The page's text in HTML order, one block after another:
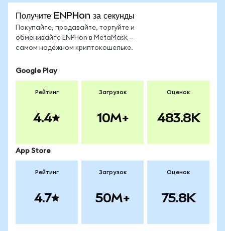
Получите ENPHon за секунды
Покупайте, продавайте, торгуйте и
обменивайте ENPHon в MetaMask —
самом надёжном криптокошельке.
Google Play
Рейтинг
4.4
Загрузок
10M+
Оценок
483.8K
App Store
Рейтинг
4.7
Загрузок
50M+
Оценок
75.8K